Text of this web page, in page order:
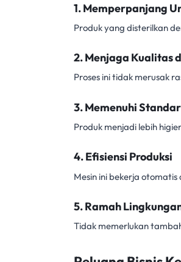
1.Memperpanjang
Produk yang disterilkan
2.Menjaga Kualitas
Proses ini tidak merusak
3.Memenuhi
Produk menjadi lebih
4.Efisiensi Produksi
Mesin ini bekerja
5.Ramah
Tidak memerlukan